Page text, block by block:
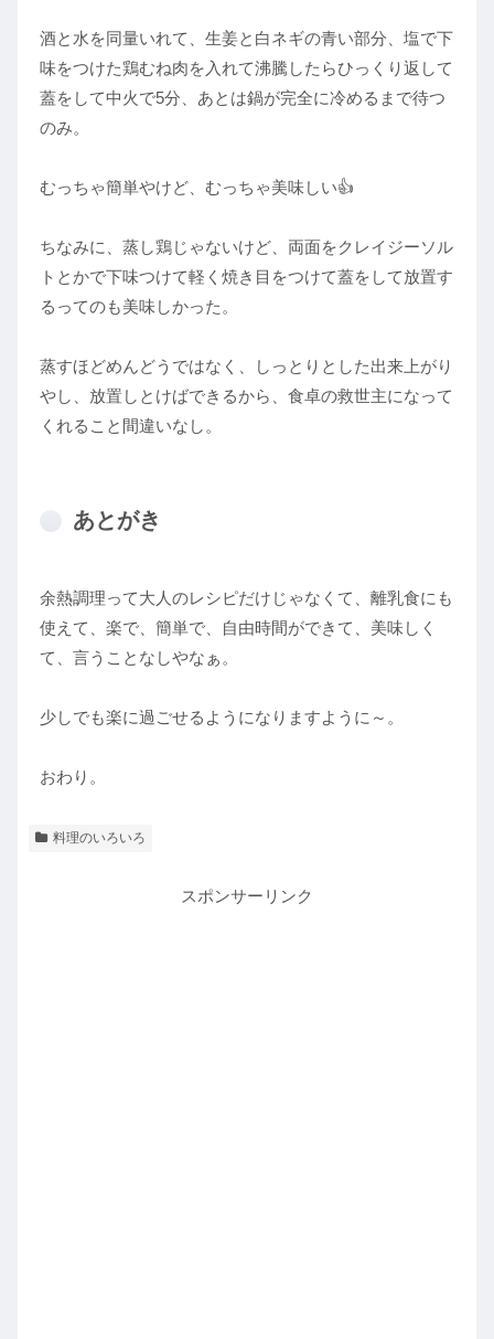
酒と水を同量いれて、生姜と白ネギの青い部分、塩で下
味をつけた鶏むね肉を入れて沸騰したらひっくり返して
蓋をして中火で5分、あとは鍋が完全に冷めるまで待つ
のみ。
むっちゃ簡単やけど、むっちゃ美味しい👍
ちなみに、蒸し鶏じゃないけど、両面をクレイジーソル
トとかで下味つけて軽く焼き目をつけて蓋をして放置す
るってのも美味しかった。
蒸すほどめんどうではなく、しっとりとした出来上がり
やし、放置しとけばできるから、食卓の救世主になって
くれること間違いなし。
あとがき
余熱調理って大人のレシピだけじゃなくて、離乳食にも
使えて、楽で、簡単で、自由時間ができて、美味しく
て、言うことなしやなぁ。
少しでも楽に過ごせるようになりますように～。
おわり。
料理のいろいろ
スポンサーリンク